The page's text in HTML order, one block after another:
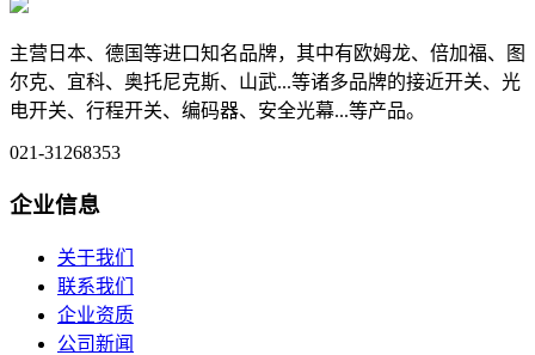
主营日本、德国等进口知名品牌，其中有欧姆龙、倍加福、图
尔克、宜科、奥托尼克斯、山武...等诸多品牌的接近开关、光
电开关、行程开关、编码器、安全光幕...等产品。
021-31268353
企业信息
关于我们
联系我们
企业资质
公司新闻